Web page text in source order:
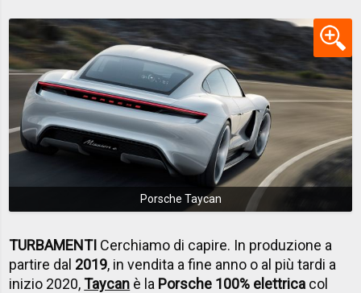
Porsche Taycan
TURBAMENTI Cerchiamo di capire. In produzione a
partire dal 2019, in vendita a fine anno o al più tardi a
inizio 2020,Taycan è la Porsche 100% elettrica col